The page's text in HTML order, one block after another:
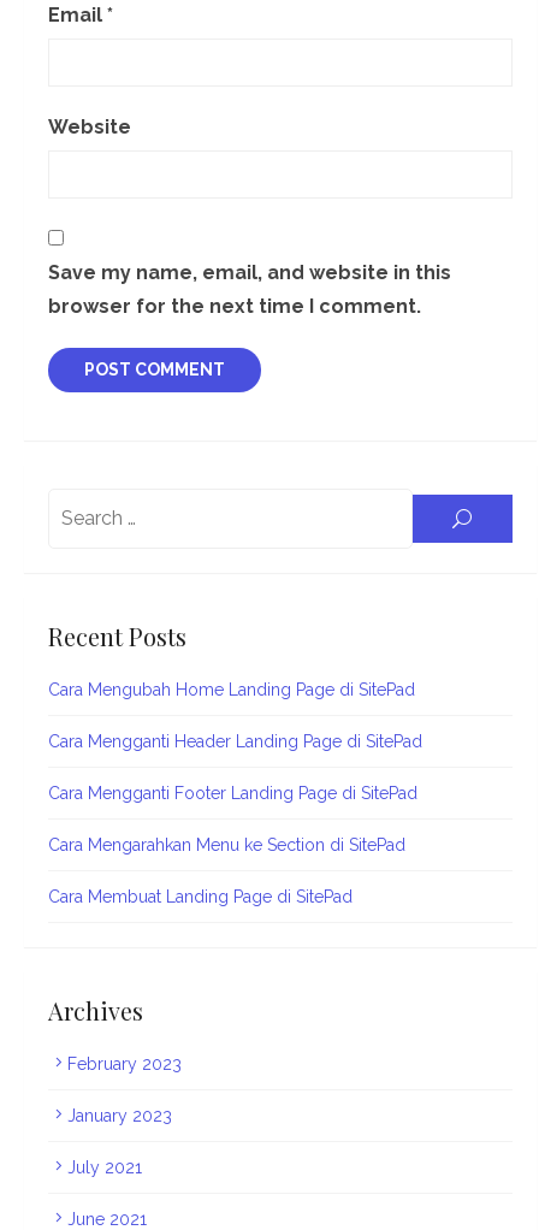
Email *
Website
Save my name, email, and website in this
browser for the next time I comment.
for:
SEARCH
Recent Posts
Cara Mengubah Home Landing Page di SitePad
Cara Mengganti Header Landing Page di SitePad
Cara Mengganti Footer Landing Page di SitePad
Cara Mengarahkan Menu ke Section di SitePad
Cara Membuat Landing Page di SitePad
Archives
February 2023
January 2023
July 2021
June 2021